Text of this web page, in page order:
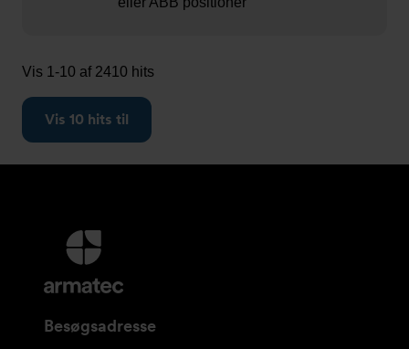
Vis 1-10 af 2410 hits
Vis 10 hits til
Yderligere
information
og
Besøgsadresse